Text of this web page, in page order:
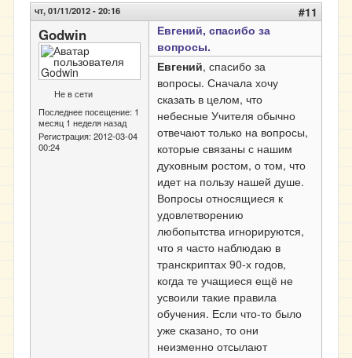
чт, 01/11/2012 - 20:16 #11
Godwin
Не в сети
Последнее посещение: 1
месяц 1 неделя назад
Регистрация:2012-03-04
00:24
Евгений, спасибо за
вопросы.
Евгений, спасибо за
вопросы. Сначала хочу
сказать в целом, что
небесные Учителя обычно
отвечают только на вопросы,
которые связаны с нашим
духовным ростом, о том, что
идет на пользу нашей душе.
Вопросы относящиеся к
удовлетворению
любопытства игнорируются,
что я часто наблюдаю в
транскриптах 90-х годов,
когда те учащиеся ещё не
усвоили такие правила
обучения. Если что-то было
уже сказано, то они
неизменно отсылают